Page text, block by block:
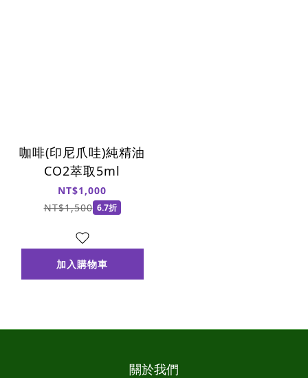
咖啡(印尼爪哇)純精油
CO2萃取5ml
NT$1,000
NT$1,500 6.7折
加入購物車
關於我們